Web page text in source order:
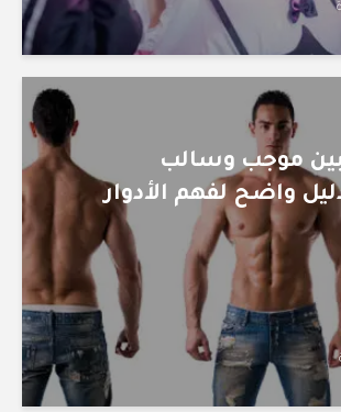
بين موجب وسالب
واضح لفهم الأدوار